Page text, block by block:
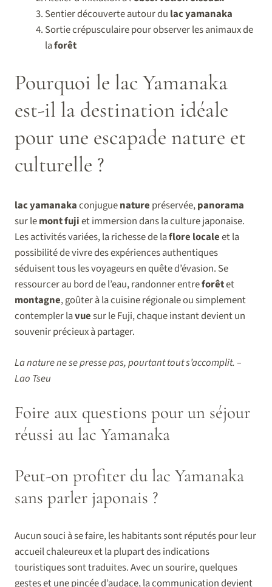
Sentier découverte autour du lac yamanaka
Sortie crépusculaire pour observer les animaux de
laforêt
Pourquoi le lac Yamanaka
est-il la destination idéale
pour une escapade nature et
culturelle ?
lac yamanakaconjuguenature préservée,panorama
sur lemont fujiet immersion dans la culture japonaise.
Les activités variées, la richesse de laflore localeet la
possibilité de vivre des expériences authentiques
séduisent tous les voyageurs en quête d’évasion. Se
ressourcer au bord de l’eau, randonner entreforêtet
montagne, goûter à la cuisine régionale ou simplement
contempler lavuesur le Fuji, chaque instant devient un
souvenir précieux à partager.
La nature ne se presse pas, pourtant tout s’accomplit. –
Lao Tseu
Foire aux questions pour un séjour
réussi au lac Yamanaka
Peut-on profiter du lac Yamanaka
sans parler japonais ?
Aucun souci à se faire, les habitants sont réputés pour leur
accueil chaleureux et la plupart des indications
touristiques sont traduites. Avec un sourire, quelques
gestes et une pincée d’audace, la communication devient